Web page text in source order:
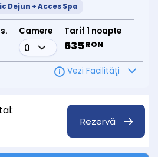
Dejun + Acces Spa
Camere Tarif 1 noapte
635RON
Vezi Facilităţi
Rezervă